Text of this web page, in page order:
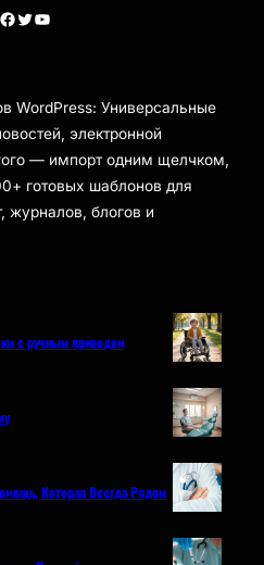
Facebook Twitter YouTube
WordPress: Универсальные
электронной
— импорт одним щелчком,
готовых шаблонов для
журналов, блогов и
с ручным приводом
Которая Всегда Рядом